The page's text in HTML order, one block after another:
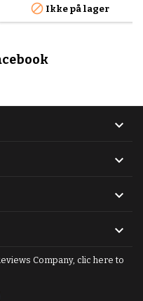
 Ikke på lager




Company, clic here to